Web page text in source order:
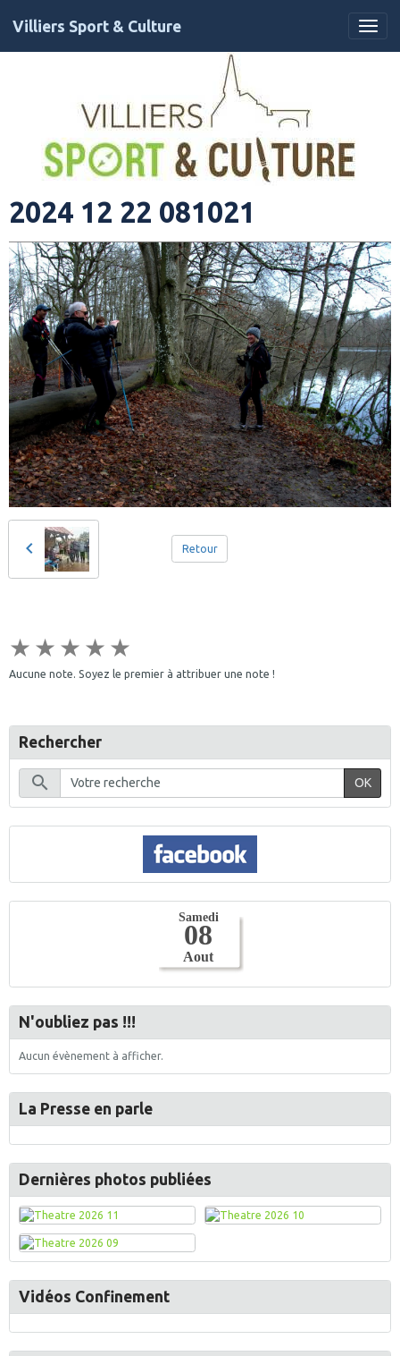
Villiers Sport & Culture
2024 12 22 081021
Retour
★ ★ ★ ★ ★
Aucune note. Soyez le premier à attribuer une note !
Rechercher
OK
N'oubliez pas !!!
Aucun évènement à afficher.
La Presse en parle
Dernières photos publiées
Vidéos Confinement